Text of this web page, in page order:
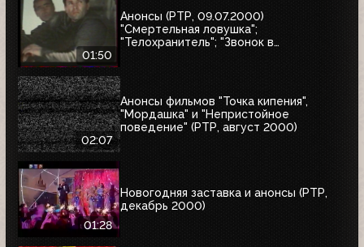
01:50
Анонсы (РТР, 09.07.2000)
"Смертельная ловушка";
"Телохранитель"; "Звонок в
02:07
Анонсы фильмов "Точка кипения",
"Мордашка" и "Непристойное
поведение" (РТР, август 2000)
01:28
Новогодняя заставка и анонсы (РТР,
декабрь 2000)